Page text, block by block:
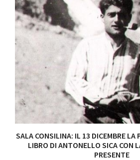
SALA CONSILINA: IL 13 DICEMBRE LA
LIBRO DI ANTONELLO SICA CON
PRESENTE